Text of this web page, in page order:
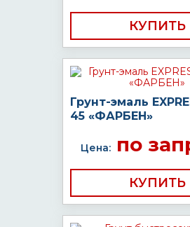
КУПИТЬ
Грунт-эмаль
45 «ФАРБЕН»
Цена:по
КУПИТЬ